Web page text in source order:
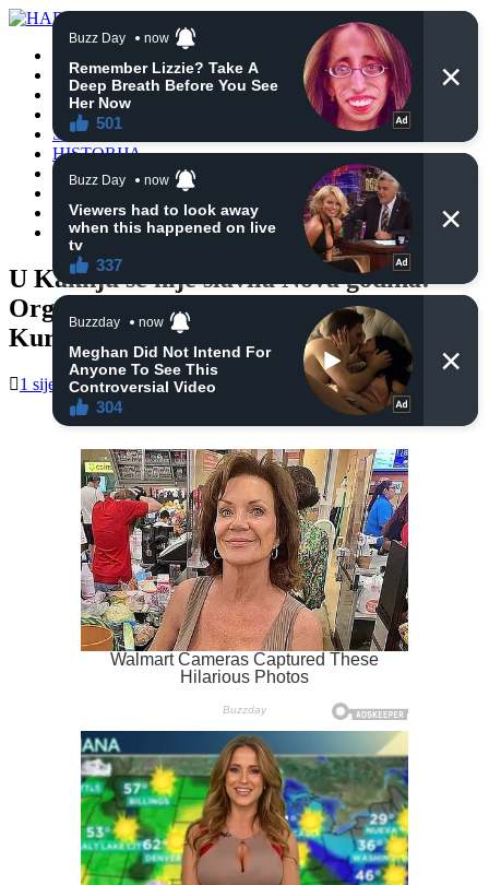
VIJESTI
BIH
TURSKA
SVIJET
HISTORIJA
RELIGIJA
ZANIMLJIVOSTI
CRNA HRONIKA
OBAVIJESTI
U Kaknju se nije slavila Nova godina:
Organizovana tradicionalna “Večer
Kur’ana”
1 siječnja, 2025 haberhana POČETNA 0